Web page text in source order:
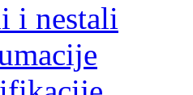
i nestali